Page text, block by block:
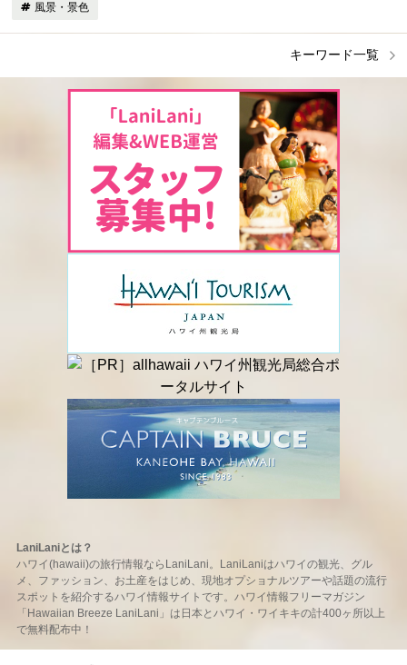
風景・景色
キーワード一覧
LaniLaniとは？
ハワイ(hawaii)の旅行情報ならLaniLani。LaniLaniはハワイの観光、グル
メ、ファッション、お土産をはじめ、現地オプショナルツアーや話題の流行
スポットを紹介するハワイ情報サイトです。ハワイ情報フリーマガジン
「Hawaiian Breeze LaniLani」は日本とハワイ・ワイキキの計400ヶ所以上
で無料配布中！